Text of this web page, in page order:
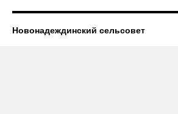
Новонадеждинский сельсовет